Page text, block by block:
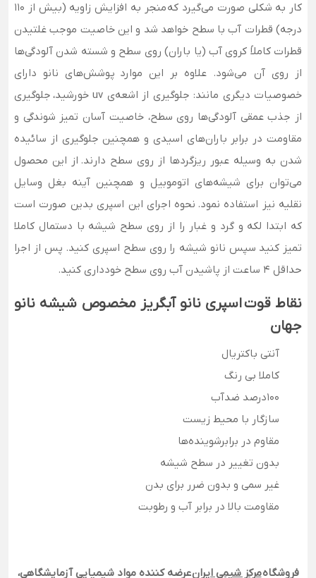
کار به شکلی صورت می‌گیرد که منجر به افزایش زاویه (بیش از 110
درجه) قطرات آب با سطح خواهد شد و این خاصیت موجب غلتیدن
قطرات کاملاً کروی آب (یا باران) روی سطح و شسته شدن آلودگی‌ها
از روی آن می‌شود. علاوه بر این موارد پوشش‌های نانو دارای
خصوصیات دیگری مانند: جلوگیری از اشعه‌ی uv خورشید، جلوگیری
از جذب عمقی آلودگی‌ها روی سطح، خاصیت آسان تمیز شوندگی و
مقاومت در برابر باران‌های اسیدی و همچنین جلوگیری از سائیده
شدن به وسیله عبور ریزگردها از روی سطح دارند. از این محصول
می‌توان برای شیشه‌های اتوموبیل و همچنین آینه بغل وسایل
نقلیه نیز استفاده نمود. نحوه اجرای این اسپری بدین صورت است
که ابتدا لکه و گرد و غبار را از روی سطح شیشه با دستمال کاملا
تمیز کنید سپس نانو شیشه را روی سطح اسپری کنید. پس از اجرا
حداقل 4 ساعت از پاشیدن آب روی سطح خودداری کنید.
نقاط قوت اسپری نانو آبگریز مخصوص شیشه نانو
جهان
آنتی باکتریال
کاملا بی رنگ
100درصد ضدآب
سازگار با محیط زیست
مقاوم در برابرشوینده‌ها
بدون تغییر در سطح شیشه
غیر سمی و بدون ضرر برای بدن
مقاومت بالا در برابر آب و رطوبت
فروشگاهمرکز شیمی ایرانعرضه کننده مواد شیمیایی آزمایشگاهی،